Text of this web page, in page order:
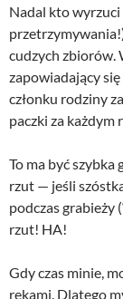
Nadal kto wyrzuci
cudzych zbiorów.
zapowiadający
członku rodziny
paczki za każdym
To ma być
rzut — jeśli
podczas grabieży
rzut! HA!
Gdy czas minie,
rękami. Dlatego